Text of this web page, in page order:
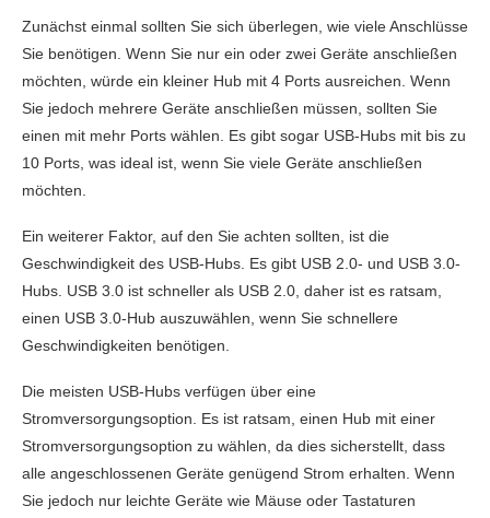
Zunächst einmal sollten Sie sich überlegen, wie viele Anschlüsse
Sie benötigen. Wenn Sie nur ein oder zwei Geräte anschließen
möchten, würde ein kleiner Hub mit 4 Ports ausreichen. Wenn
Sie jedoch mehrere Geräte anschließen müssen, sollten Sie
einen mit mehr Ports wählen. Es gibt sogar USB-Hubs mit bis zu
10 Ports, was ideal ist, wenn Sie viele Geräte anschließen
möchten.
Ein weiterer Faktor, auf den Sie achten sollten, ist die
Geschwindigkeit des USB-Hubs. Es gibt USB 2.0- und USB 3.0-
Hubs. USB 3.0 ist schneller als USB 2.0, daher ist es ratsam,
einen USB 3.0-Hub auszuwählen, wenn Sie schnellere
Geschwindigkeiten benötigen.
Die meisten USB-Hubs verfügen über eine
Stromversorgungsoption. Es ist ratsam, einen Hub mit einer
Stromversorgungsoption zu wählen, da dies sicherstellt, dass
alle angeschlossenen Geräte genügend Strom erhalten. Wenn
Sie jedoch nur leichte Geräte wie Mäuse oder Tastaturen